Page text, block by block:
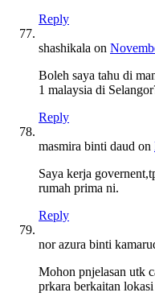
Reply
shashikala on
Boleh saya tahu di
1 malaysia di
Reply
masmira binti daud on
Saya kerja
rumah prima ni.
Reply
nor azura binti
Mohon pnjelasan utk
prkara berkaitan